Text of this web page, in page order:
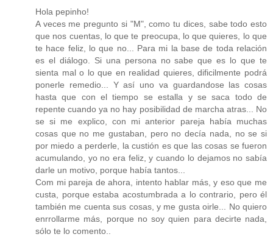
Hola pepinho!
A veces me pregunto si "M", como tu dices, sabe todo esto
que nos cuentas, lo que te preocupa, lo que quieres, lo que
te hace feliz, lo que no... Para mi la base de toda relación
es el diálogo. Si una persona no sabe que es lo que te
sienta mal o lo que en realidad quieres, dificilmente podrá
ponerle remedio... Y así uno va guardandose las cosas
hasta que con el tiempo se estalla y se saca todo de
repente cuando ya no hay posibilidad de marcha atras... No
se si me explico, con mi anterior pareja había muchas
cosas que no me gustaban, pero no decía nada, no se si
por miedo a perderle, la custión es que las cosas se fueron
acumulando, yo no era feliz, y cuando lo dejamos no sabía
darle un motivo, porque había tantos...
Com mi pareja de ahora, intento hablar más, y eso que me
custa, porque estaba acostumbrada a lo contrario, pero él
también me cuenta sus cosas, y me gusta oirle... No quiero
enrrollarme más, porque no soy quien para decirte nada,
sólo te lo comento..